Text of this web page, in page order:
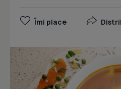
Îmi place